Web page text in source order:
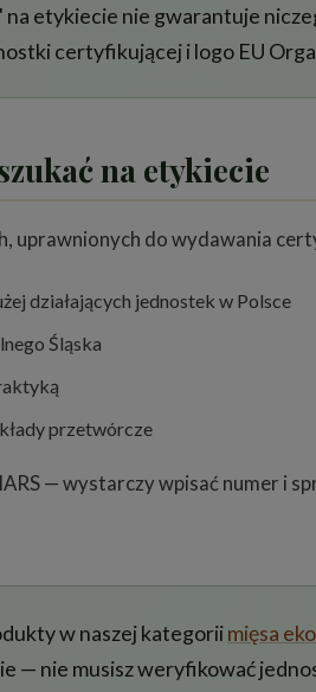
na etykiecie nie gwarantuje
certyfikującej i logo EU
na etykiecie
do wydawania
działających jednostek w Polsce
Śląska
przetwórcze
— wystarczy wpisać numer i
w naszej kategoriimięsa
— nie musisz weryfikować